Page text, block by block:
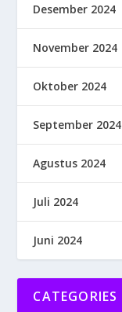
Desember 2024
November 2024
Oktober 2024
September 2024
Agustus 2024
Juli 2024
Juni 2024
CATEGORIES